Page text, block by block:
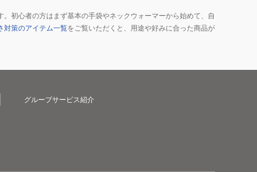
初心者の方はまず基本の手袋やネックウォーマーから始めて、自
対策のアイテム一覧をご覧いただくと、用途や好みに合った商品が
グループサービス紹介